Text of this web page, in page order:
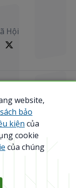
Hội
Rights
website,
bảo
kiện của
cookie
của chúng